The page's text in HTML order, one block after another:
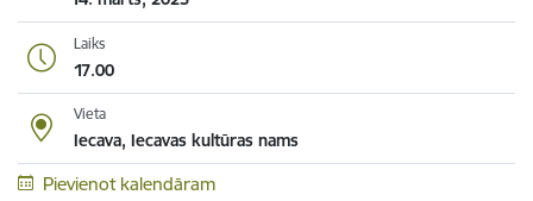
Laiks
17.00
Vieta
Iecava, Iecavas kultūras nams
Pievienot kalendāram